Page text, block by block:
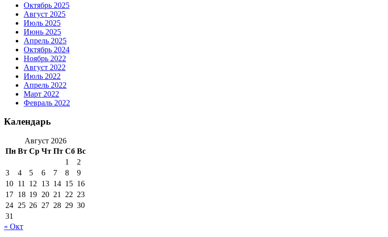
Октябрь 2025
Август 2025
Июль 2025
Июнь 2025
Апрель 2025
Октябрь 2024
Ноябрь 2022
Август 2022
Июль 2022
Апрель 2022
Март 2022
Февраль 2022
Календарь
Август 2026
Пн Вт Ср Чт Пт Сб Вс
1
2
3
4 5 6 7 8
9
10 11 12 13 14 15 16
17 18 19 20 21 22 23
24 25 26 27 28 29 30
31
« Окт